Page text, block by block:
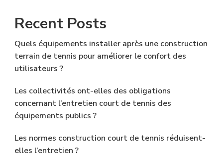
Recent Posts
Quels équipements installer après une construction
terrain de tennis pour améliorer le confort des
utilisateurs ?
Les collectivités ont-elles des obligations
concernant l’entretien court de tennis des
équipements publics ?
Les normes construction court de tennis réduisent-
elles l’entretien ?